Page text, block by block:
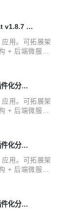
制化的面板展
析功能能够帮
况一目了然 添
v1.8.7 已
用。可拓展架
+ 后端微服务
制化的面板展
视频解决方案
, 把服务的选
化分布
用。可拓展架
+ 后端微服务
制化的面板展
会闪烁提示 桌
标体积，从 1
化分布
用。可拓展架
+ 后端微服务
制化的面板展
化分布